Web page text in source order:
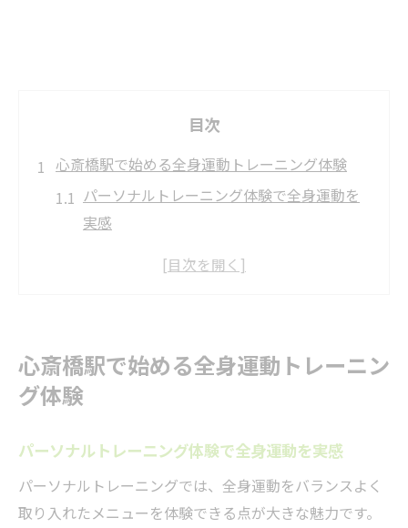
目次
心斎橋駅で始める全身運動トレーニング体験
パーソナルトレーニング体験で全身運動を
実感
女性向け全身運動ジムの選び方と通いやす
パーソナルトレーニングが叶える理想のス
タート方法
とは
女性の理想叶えるパーソナルトレーニング活用
術
心斎橋駅で始める全身運動トレーニン
グ体験
パーソナルトレーニング体験で全身運動を実感
パーソナルトレーニングでは、全身運動をバランスよく
取り入れたメニューを体験できる点が大きな魅力です。